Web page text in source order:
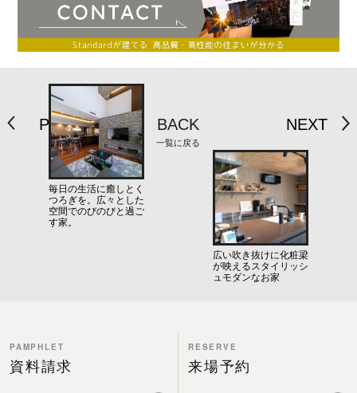
PREV
毎日の生活に癒しとく
つろぎを。広々とした
空間でのびのびと過ご
す家。
BACK
一覧に戻る
NEXT
広い吹き抜けに化粧梁
が映えるスタイリッシ
ュモダンなお家
PAMPHLET
資料請求
RESERVE
来場予約